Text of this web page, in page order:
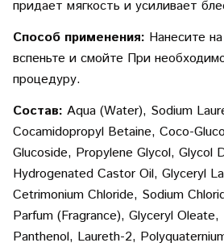
придает мягкость и усиливает
Способ применения: Нанесите
вспеньте и смойте При
процедуру.
Состав: Aqua (Water), Sodium
Cocamidopropyl Betaine, Coco-
Glucoside, Propylene Glycol, Glycol
Hydrogenated Castor Oil, Glyceryl
Cetrimonium Chloride, Sodium
Parfum (Fragrance), Glyceryl
Panthenol, Laureth-2,